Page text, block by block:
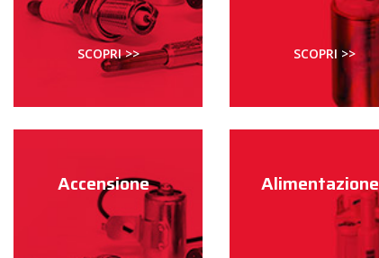
SCOPRI >> SCOPRI >>
Accensione Alimentazione